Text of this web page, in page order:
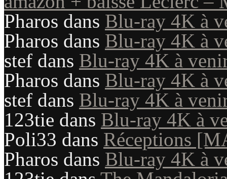
Pharos dans Blu-ray 4K à
Pharos dans Blu-ray 4K à
stef dans Blu-ray 4K à
Pharos dans Blu-ray 4K à
stef dans Blu-ray 4K à
123tie dans Blu-ray 4K à
Poli33 dans Réceptions
Pharos dans Blu-ray 4K à